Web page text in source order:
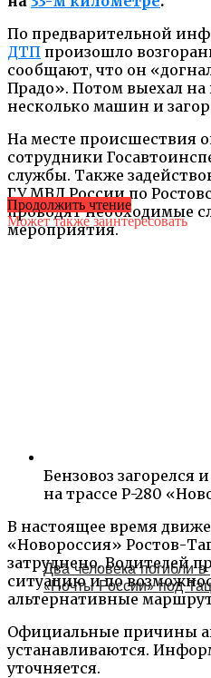
По предварительной
ДТП произошло
сообщают, что он
Прадо». Потом выехал на
несколько машин и
На месте происшествия
сотрудники
службы. Также
ГУ МВД России по
проводят необходимые
мероприятия.
Бензовоз
на трассе Р-280
В настоящее время
«Новороссия» Ростов-
затруднено. Водителей
ситуацию и по
альтернативные
Официальные причины
устанавливаются.
уточняется.
Продолжить чтение
Может также заинтересовать
Два человека погибли
«Почты России» под